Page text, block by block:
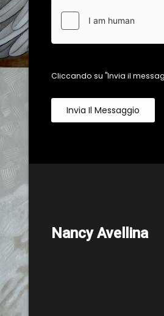
Cliccando su "Invia il
Invia Il Messaggio
Nancy Avellina